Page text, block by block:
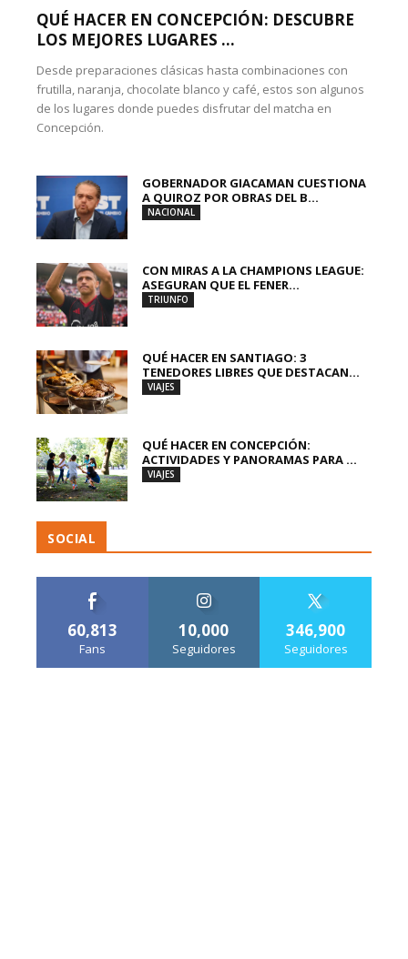
QUÉ HACER EN CONCEPCIÓN: DESCUBRE
LOS MEJORES LUGARES ...
Desde preparaciones clásicas hasta combinaciones con
frutilla, naranja, chocolate blanco y café, estos son algunos
de los lugares donde puedes disfrutar del matcha en
Concepción.
GOBERNADOR GIACAMAN CUESTIONA
A QUIROZ POR OBRAS DEL B...
NACIONAL
CON MIRAS A LA CHAMPIONS LEAGUE:
ASEGURAN QUE EL FENER...
TRIUNFO
QUÉ HACER EN SANTIAGO: 3
TENEDORES LIBRES QUE DESTACAN...
VIAJES
QUÉ HACER EN CONCEPCIÓN:
ACTIVIDADES Y PANORAMAS PARA ...
VIAJES
SOCIAL
60,813
Fans
10,000
Seguidores
346,900
Seguidores